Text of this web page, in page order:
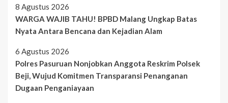
8 Agustus 2026
WARGA WAJIB TAHU! BPBD Malang Ungkap Batas
Nyata Antara Bencana dan Kejadian Alam
6 Agustus 2026
Polres Pasuruan Nonjobkan Anggota Reskrim Polsek
Beji, Wujud Komitmen Transparansi Penanganan
Dugaan Penganiayaan